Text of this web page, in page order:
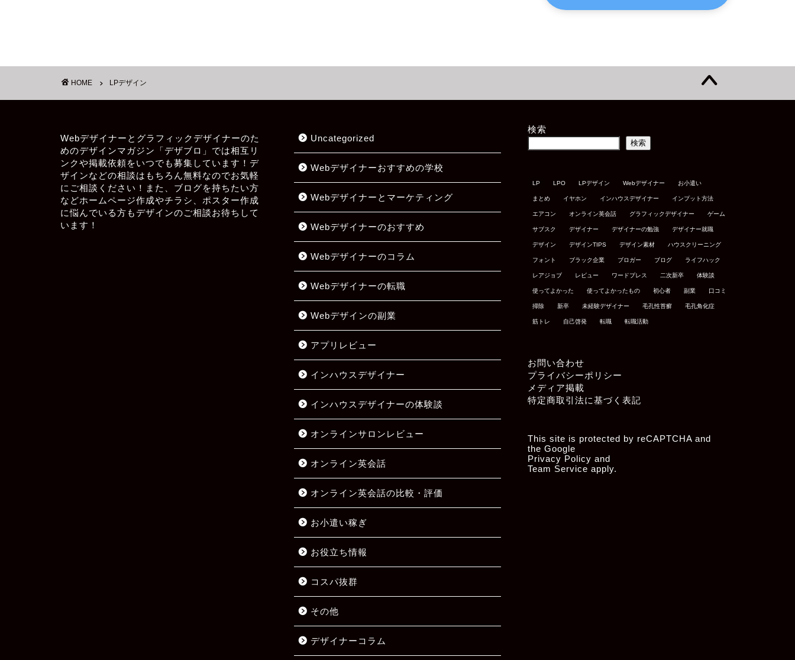
HOME LPデザイン
Webデザイナーとグラフィックデザイナーのた
めのデザインマガジン「デザブロ」では相互リ
ンクや掲載依頼をいつでも募集しています！デ
ザインなどの相談はもちろん無料なのでお気軽
にご相談ください！また、ブログを持ちたい方
などホームページ作成やチラシ、ポスター作成
に悩んでいる方もデザインのご相談お待ちして
います！
Uncategorized
Webデザイナーおすすめの学校
Webデザイナーとマーケティング
Webデザイナーのおすすめ
Webデザイナーのコラム
Webデザイナーの転職
Webデザインの副業
アプリレビュー
インハウスデザイナー
インハウスデザイナーの体験談
オンラインサロンレビュー
オンライン英会話
オンライン英会話の比較・評価
お小遣い稼ぎ
お役立ち情報
コスパ抜群
その他
デザイナーコラム
検索
検索
LP LPO LPデザイン Webデザイナー お小遣い
まとめ イヤホン インハウスデザイナー インプット方法
エアコン オンライン英会話 グラフィックデザイナー ゲーム
サブスク デザイナー デザイナーの勉強 デザイナー就職
デザイン デザインTIPS デザイン素材 ハウスクリーニング
フォント ブラック企業 ブロガー ブログ ライフハック
レアジョブ レビュー ワードプレス 二次新卒 体験談
使ってよかった 使ってよかったもの 初心者 副業 口コミ
掃除 新卒 未経験デザイナー 毛孔性苔癬 毛孔角化症
筋トレ 自己啓発 転職 転職活動
お問い合わせ
プライバシーポリシー
メディア掲載
特定商取引法に基づく表記
This site is protected by reCAPTCHA and
the Google
Privacy Policy and
Team Service apply.